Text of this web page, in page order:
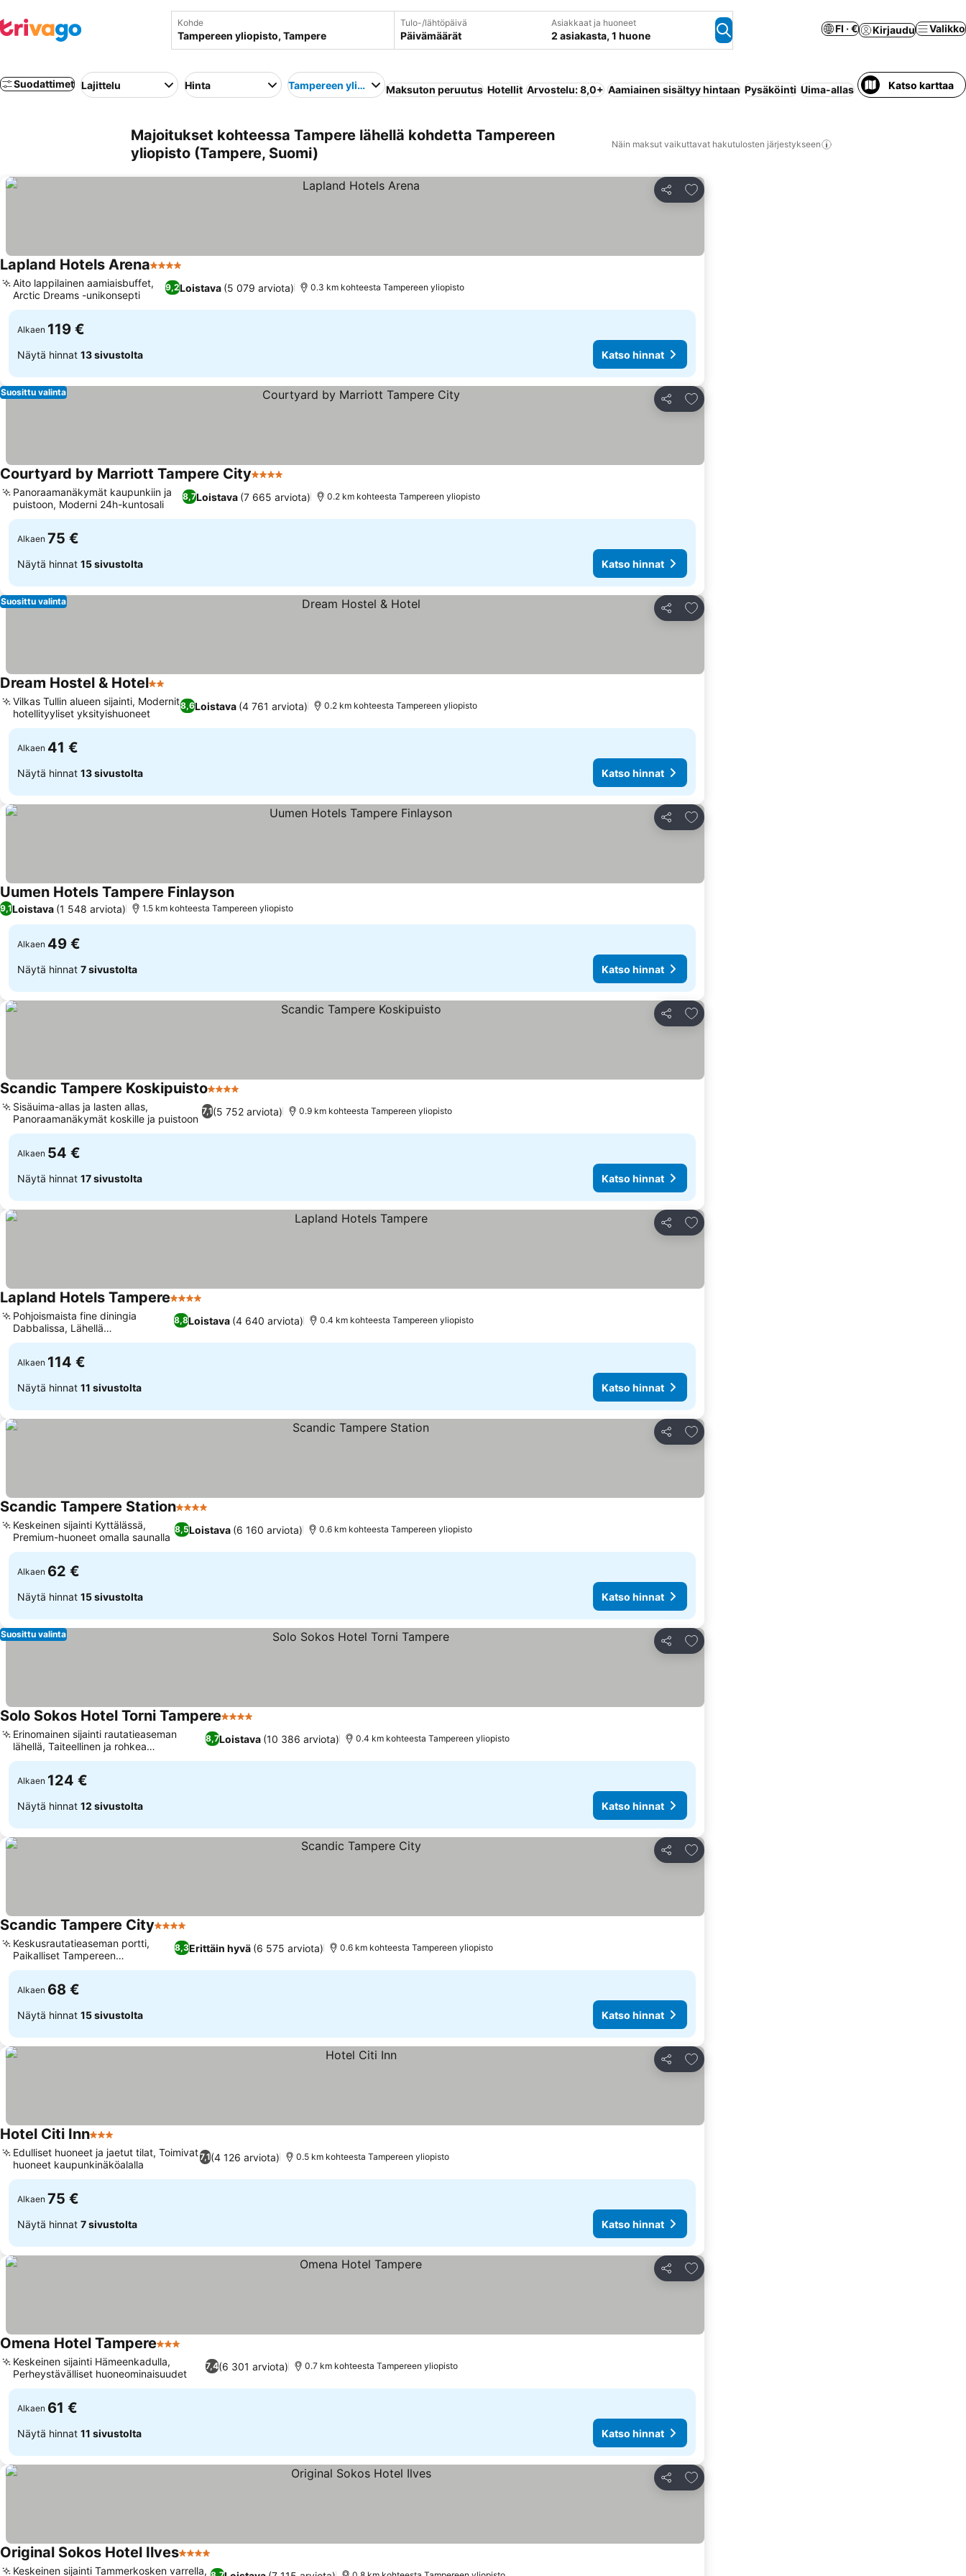
Kohde Tulo-/lähtöpäivä
Päivämäärät
Asiakkaat ja huoneet
2 asiakasta, 1 huone
FI · € Kirjaudu Valikko
Suodattimet Lajittelu Hinta Tampereen yliopistoMaksuton peruutus Hotellit Arvostelu: 8,0+ Aamiainen sisältyy hintaan Pysäköinti Uima-allas Lemmikit sallittu
Katso karttaa
Majoitukset kohteessa Tampere lähellä kohdetta Tampereen
yliopisto (Tampere, Suomi)
Näin maksut vaikuttavat hakutulosten järjestykseen
Jaa
Lisää suosikkeihin
Lapland Hotels Arena4 Tähtiluokitus
9,2Loistava (5 079 arviota)
Aito lappilainen aamiaisbuffet,
Arctic Dreams -unikonsepti
0.3 km kohteesta Tampereen yliopisto
Alkaen 119 €
Näytä hinnat 13 sivustolta Katso hinnat
Jaa
Lisää suosikkeihin
Suosittu valinta
Courtyard by Marriott Tampere City4 Tähtiluokitus
8,7Loistava (7 665 arviota)
Panoraamanäkymät kaupunkiin ja
puistoon, Moderni 24h-kuntosali
0.2 km kohteesta Tampereen yliopisto
Alkaen 75 €
Näytä hinnat 15 sivustolta Katso hinnat
Jaa
Lisää suosikkeihin
Suosittu valinta
Dream Hostel & Hotel2 Tähtiluokitus
8,6Loistava (4 761 arviota)
Vilkas Tullin alueen sijainti, Modernit
hotellityyliset yksityishuoneet
0.2 km kohteesta Tampereen yliopisto
Alkaen 41 €
Näytä hinnat 13 sivustolta Katso hinnat
Jaa
Lisää suosikkeihin
Uumen Hotels Tampere FinlaysonKatso hinnat
9,1Loistava (1 548 arviota) 1.5 km kohteesta Tampereen yliopisto
Alkaen 49 €
Näytä hinnat 7 sivustolta Katso hinnat
Jaa
Lisää suosikkeihin
Scandic Tampere Koskipuisto4 Tähtiluokitus
7,1(5 752 arviota)
Sisäuima-allas ja lasten allas,
Panoraamanäkymät koskille ja puistoon
0.9 km kohteesta Tampereen yliopisto
Alkaen 54 €
Näytä hinnat 17 sivustolta Katso hinnat
Jaa
Lisää suosikkeihin
Lapland Hotels Tampere4 Tähtiluokitus
8,8Loistava (4 640 arviota)
Pohjoismaista fine diningia
Dabbalissa, Lähellä
rautatieasemaa
0.4 km kohteesta Tampereen yliopisto
Alkaen 114 €
Näytä hinnat 11 sivustolta Katso hinnat
Jaa
Lisää suosikkeihin
Scandic Tampere Station4 Tähtiluokitus
8,5Loistava (6 160 arviota)
Keskeinen sijainti Kyttälässä,
Premium-huoneet omalla saunalla
0.6 km kohteesta Tampereen yliopisto
Alkaen 62 €
Näytä hinnat 15 sivustolta Katso hinnat
Jaa
Lisää suosikkeihin
Suosittu valinta
Solo Sokos Hotel Torni Tampere4 Tähtiluokitus
8,7Loistava (10 386 arviota)
Erinomainen sijainti rautatieaseman
lähellä, Taiteellinen ja rohkea
huonesuunnittelu
0.4 km kohteesta Tampereen yliopisto
Alkaen 124 €
Näytä hinnat 12 sivustolta Katso hinnat
Jaa
Lisää suosikkeihin
Scandic Tampere City4 Tähtiluokitus
8,3Erittäin hyvä (6 575 arviota)
Keskusrautatieaseman portti,
Paikalliset Tampereen
aamiaisherkut
0.6 km kohteesta Tampereen yliopisto
Alkaen 68 €
Näytä hinnat 15 sivustolta Katso hinnat
Jaa
Lisää suosikkeihin
Hotel Citi Inn3 Tähtiluokitus
7,1(4 126 arviota)
Edulliset huoneet ja jaetut tilat, Toimivat
huoneet kaupunkinäköalalla
0.5 km kohteesta Tampereen yliopisto
Alkaen 75 €
Näytä hinnat 7 sivustolta Katso hinnat
Jaa
Lisää suosikkeihin
Omena Hotel Tampere3 Tähtiluokitus
7,4(6 301 arviota)
Keskeinen sijainti Hämeenkadulla,
Perheystävälliset huoneominaisuudet
0.7 km kohteesta Tampereen yliopisto
Alkaen 61 €
Näytä hinnat 11 sivustolta Katso hinnat
Jaa
Lisää suosikkeihin
Original Sokos Hotel Ilves4 Tähtiluokitus
Keskeinen sijainti Tammerkosken varrella,